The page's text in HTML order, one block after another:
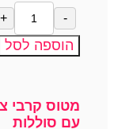
הוספה לסל
מטוס קרבי
עם סוללות